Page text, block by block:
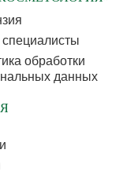
обработки
данных